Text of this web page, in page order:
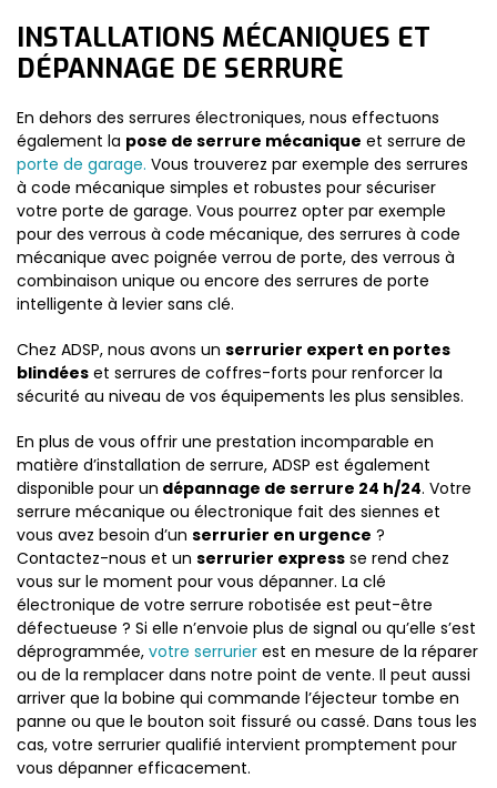
INSTALLATIONS MÉCANIQUES ET
DÉPANNAGE DE SERRURE
En dehors des serrures électroniques, nous effectuons
également la pose de serrure mécanique et serrure de
porte de garage. Vous trouverez par exemple des serrures
à code mécanique simples et robustes pour sécuriser
votre porte de garage. Vous pourrez opter par exemple
pour des verrous à code mécanique, des serrures à code
mécanique avec poignée verrou de porte, des verrous à
combinaison unique ou encore des serrures de porte
intelligente à levier sans clé.
Chez ADSP, nous avons un serrurier expert en portes
blindées et serrures de coffres-forts pour renforcer la
sécurité au niveau de vos équipements les plus sensibles.
En plus de vous offrir une prestation incomparable en
matière d’installation de serrure, ADSP est également
disponible pour un dépannage de serrure 24 h/24. Votre
serrure mécanique ou électronique fait des siennes et
vous avez besoin d’un serrurier en urgence ?
Contactez-nous et un serrurier express se rend chez
vous sur le moment pour vous dépanner. La clé
électronique de votre serrure robotisée est peut-être
défectueuse ? Si elle n’envoie plus de signal ou qu’elle s’est
déprogrammée, votre serrurier est en mesure de la réparer
ou de la remplacer dans notre point de vente. Il peut aussi
arriver que la bobine qui commande l’éjecteur tombe en
panne ou que le bouton soit fissuré ou cassé. Dans tous les
cas, votre serrurier qualifié intervient promptement pour
vous dépanner efficacement.